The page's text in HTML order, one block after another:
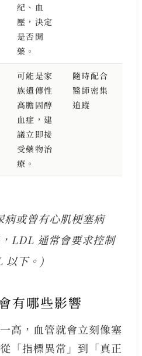
紀、血
壓，決定
是否開
藥。
可能是家
族遺傳性
高膽固醇
血症，建
議立即接
受藥物治
療。
隨時配合
醫師密集
追蹤
或曾有心肌梗塞病
LDL 通常會要求控制
以下。)
有哪些影響
高，血管就會立刻像塞
「指標異常」到「真正